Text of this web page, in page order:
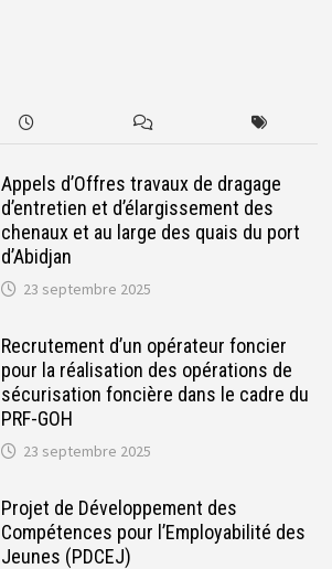
Appels d’Offres travaux de dragage
d’entretien et d’élargissement des
chenaux et au large des quais du port
d’Abidjan
23 septembre 2025
Recrutement d’un opérateur foncier
pour la réalisation des opérations de
sécurisation foncière dans le cadre du
PRF-GOH
23 septembre 2025
Projet de Développement des
Compétences pour l’Employabilité des
Jeunes (PDCEJ)